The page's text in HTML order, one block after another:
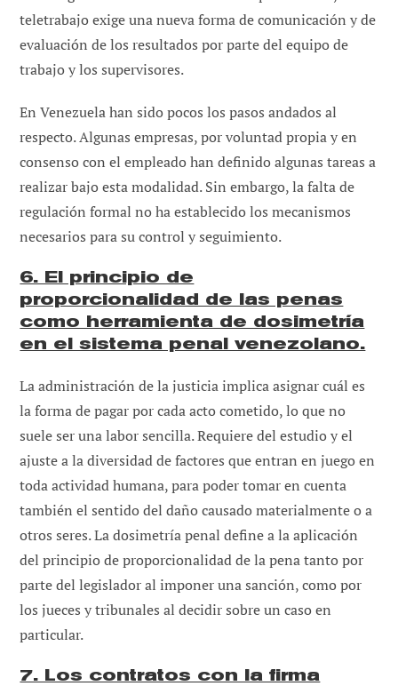
teletrabajo exige una nueva forma de comunicación y de
evaluación de los resultados por parte del equipo de
trabajo y los supervisores.
En Venezuela han sido pocos los pasos andados al
respecto. Algunas empresas, por voluntad propia y en
consenso con el empleado han definido algunas tareas a
realizar bajo esta modalidad. Sin embargo, la falta de
regulación formal no ha establecido los mecanismos
necesarios para su control y seguimiento.
6. El principio de
proporcionalidad de las penas
como herramienta de dosimetría
en el sistema penal venezolano.
La administración de la justicia implica asignar cuál es
la forma de pagar por cada acto cometido, lo que no
suele ser una labor sencilla. Requiere del estudio y el
ajuste a la diversidad de factores que entran en juego en
toda actividad humana, para poder tomar en cuenta
también el sentido del daño causado materialmente o a
otros seres. La dosimetría penal define a la aplicación
del principio de proporcionalidad de la pena tanto por
parte del legislador al imponer una sanción, como por
los jueces y tribunales al decidir sobre un caso en
particular.
7. Los contratos con la firma